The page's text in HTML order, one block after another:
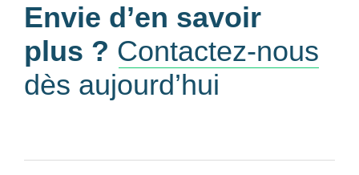
Envie d’en savoir
plus ? Contactez-nous
dès aujourd’hui